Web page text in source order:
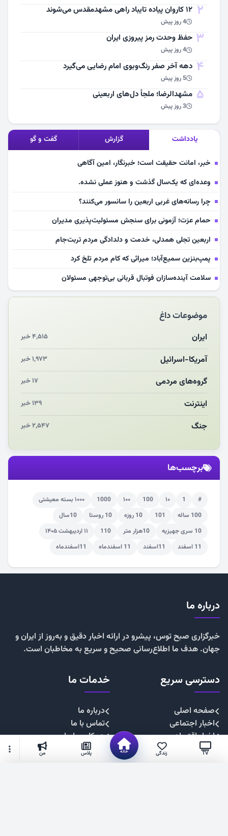
2 ۱۲ کاروان پیاده تایباد راهی مشهدمقدس می‌شوند
4 روز پیش
3 حفظ وحدت رمز پیروزی ایران
4 روز پیش
4 دهه آخر صفر رنگ‌وبوی امام رضایی می‌گیرد
5 روز پیش
5 مشهد‌الرضا؛ ملجأ دل‌های اربعینی
3 روز پیش
یادداشت گزارش گفت و گو
خبر، امانت حقیقت است؛ خبرنگار، امین آگاهی
وعده‌ای که یک‌سال گذشت و هنوز عملی نشده.
چرا رسانه‌های غربی اربعین را سانسور می‌کنند؟
حمام عزت؛ آزمونی برای سنجش مسئولیت‌پذیری مدیران
اربعین تجلی همدلی، خدمت و دلدادگی مردم تربت‌جام
پمپ‌بنزین سمیع‌آباد؛ میراثی که کام مردم تلخ کرد
سلامت آینده‌سازان فوتبال قربانی بی‌توجهی مسئولان
بازخوانی رسانه‌ای اندیشه رهبر شهید
مشهدالرضا آقای شهید ایران را در آغوش کشید
مکن ای صبح طلوع
چرایی «استقبال از آقای ایران»
موضوعات داغ
ایران ۴,۵۱۵ خبر
آمریکا-اسرائیل ۱,۹۷۳ خبر
گروه‌های مردمی ۱۷ خبر
اینترنت ۱۳۹ خبر
جنگ ۲,۵۴۷ خبر
برچسب‌ها
#
1 ۱۰ 100 ۱۰۰ 1000
۱۰۰۰ بسته معیشتی
100 ساله
101 10 روزه 10 روستا
10سال
10 سری جهیزیه
10هزار متر 110
۱۱ اردیبهشت ۱۴۰۵
11 اسفند
11اسفند 11 اسفندماه 11اسفندماه
TV زندگی خانه پلاس من
درباره ما
خبرگزاری صبح توس، پیشرو در ارائه اخبار دقیق و به‌روز از ایران و
جهان. هدف ما اطلاع‌رسانی صحیح و سریع به مخاطبان است.
دسترسی سریع
صفحه اصلی
اخبار اجتماعی
اخبار اقتصادی
اخبار چندرسانه
خدمات ما
درباره ما
تماس با ما
همکاری با ما
تبلیغات